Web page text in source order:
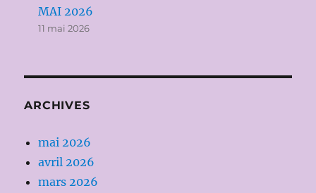
MAI 2026
11 mai 2026
ARCHIVES
mai 2026
avril 2026
mars 2026